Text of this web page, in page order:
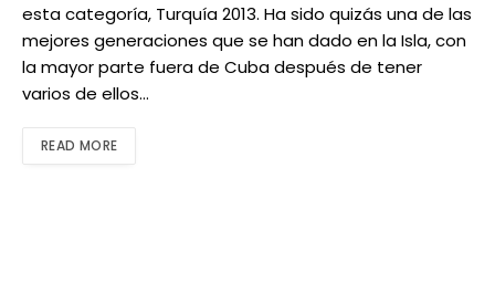
esta categoría, Turquía 2013. Ha sido quizás una de las
mejores generaciones que se han dado en la Isla, con
la mayor parte fuera de Cuba después de tener
varios de ellos…
READ MORE